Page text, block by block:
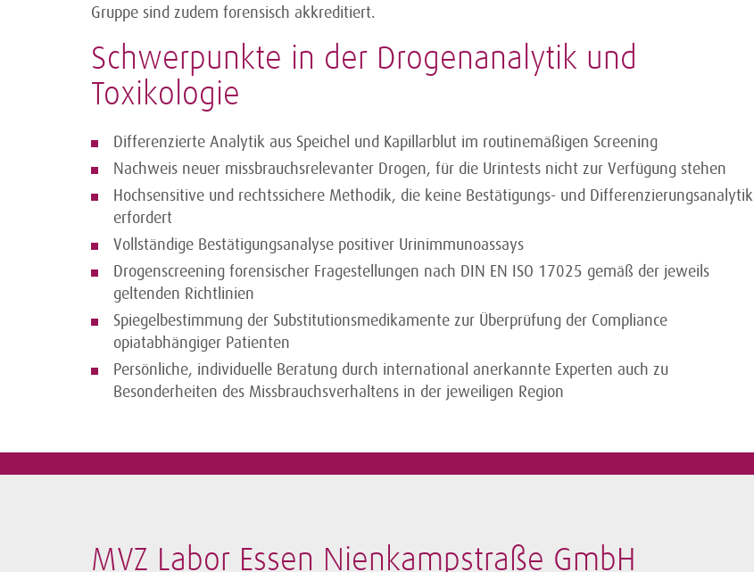
Gruppe sind zudem forensisch akkreditiert.
Schwerpunkte in der Drogenanalytik und
Toxikologie
Differenzierte Analytik aus Speichel und Kapillarblut im routinemäßigen Screening
Nachweis neuer missbrauchsrelevanter Drogen, für die Urintests nicht zur Verfügung stehen
Hochsensitive und rechtssichere Methodik, die keine Bestätigungs- und Differenzierungsanalytik
erfordert
Vollständige Bestätigungsanalyse positiver Urinimmunoassays
Drogenscreening forensischer Fragestellungen nach DIN EN ISO 17025 gemäß der jeweils
geltenden Richtlinien
Spiegelbestimmung der Substitutionsmedikamente zur Überprüfung der Compliance
opiatabhängiger Patienten
Persönliche, individuelle Beratung durch international anerkannte Experten auch zu
Besonderheiten des Missbrauchsverhaltens in der jeweiligen Region
MVZ Labor Essen Nienkampstraße GmbH